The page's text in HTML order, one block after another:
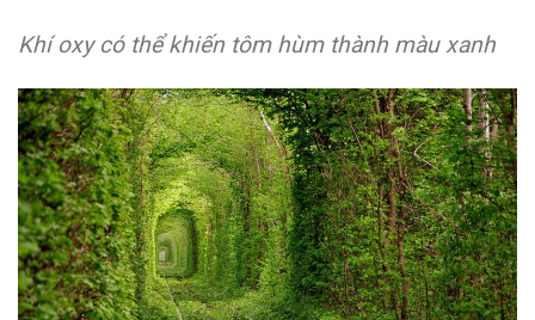
Khí oxy có thể khiến tôm hùm thành màu xanh